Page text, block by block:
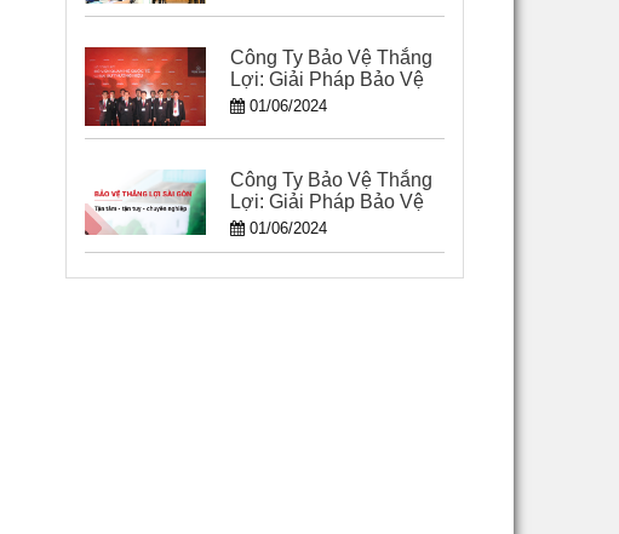
Công Ty Bảo Vệ Thắng
Lợi: Giải Pháp Bảo Vệ
Hiệu Quả Tại Long An
01/06/2024
Công Ty Bảo Vệ Thắng
Lợi: Giải Pháp Bảo Vệ
Hoàn Hảo Tại Hồ Chí
01/06/2024